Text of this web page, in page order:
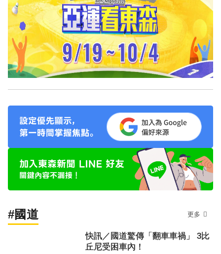
#國道 更多
快訊／國道驚傳「翻車車禍」 3比
丘尼受困車內！